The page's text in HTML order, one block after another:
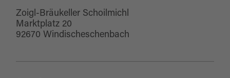
Zoigl-Bräukeller Schoilmichl
Marktplatz 20
92670 Windischeschenbach